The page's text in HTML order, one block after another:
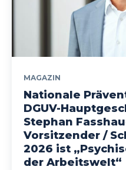
MAGAZIN
Nationale
DGUV-
Stephan
Vorsitzender /
2026 ist
der Arbeitswelt“